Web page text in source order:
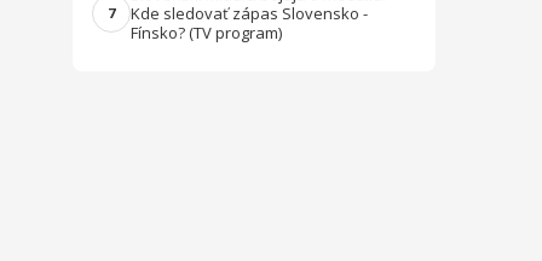
7
Kde sledovať zápas Slovensko -
Fínsko? (TV program)